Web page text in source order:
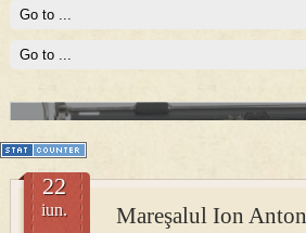
PRESA
Prima mea carte publicata (Nemira)
Averea Presedintelui: prima lucrare
conturi secrete ale Securitatii.
Mareşalul Ion
22
iun.